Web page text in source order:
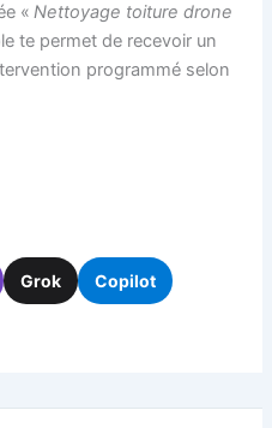
«Nettoyage toiture drone
te permet de recevoir un
programmé selon
Grok Copilot